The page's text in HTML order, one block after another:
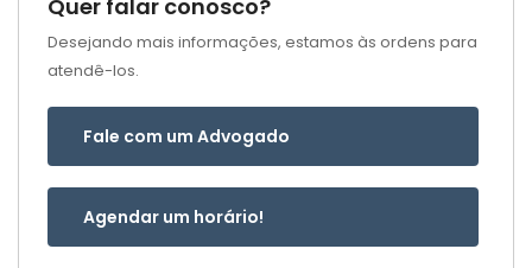
Quer falar conosco?
Desejando mais informações, estamos às ordens para
atendê-los.
Fale com um Advogado
Agendar um horário!